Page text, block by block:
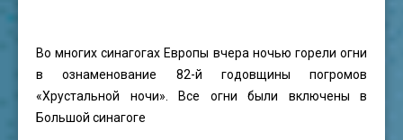
Во многих синагогах Европы вчера ночью горели огни
в ознаменование 82-й годовщины погромов
«Хрустальной ночи». Все огни были включены в
Большой синагоге